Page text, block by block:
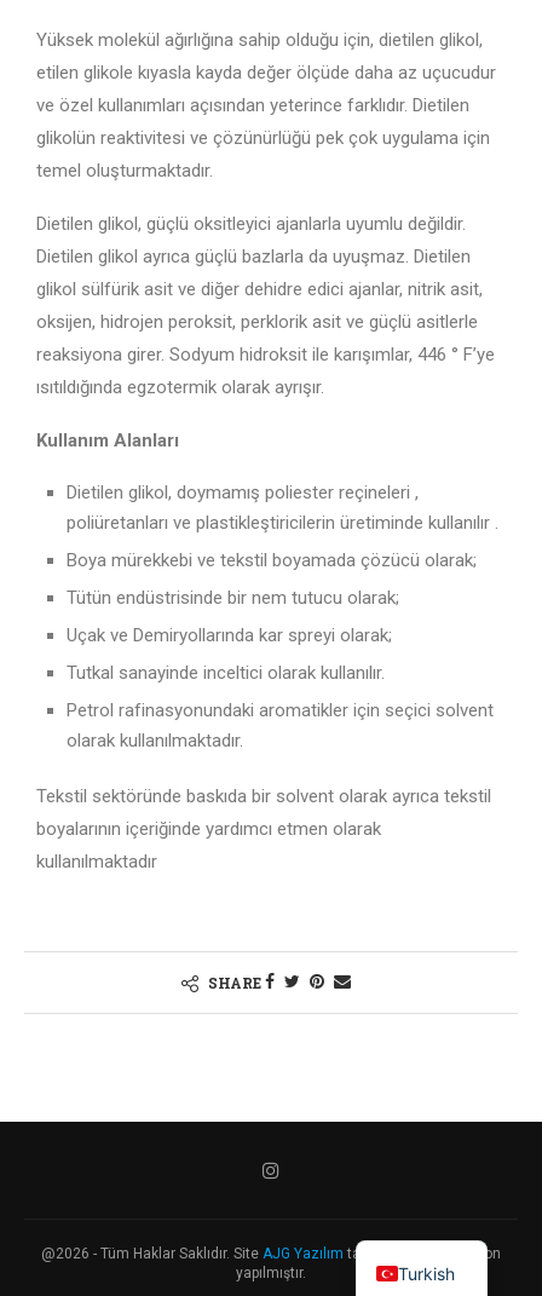
Yüksek molekül ağırlığına sahip olduğu için, dietilen glikol,
etilen glikole kıyasla kayda değer ölçüde daha az uçucudur
ve özel kullanımları açısından yeterince farklıdır. Dietilen
glikolün reaktivitesi ve çözünürlüğü pek çok uygulama için
temel oluşturmaktadır.
Dietilen glikol, güçlü oksitleyici ajanlarla uyumlu değildir.
Dietilen glikol ayrıca güçlü bazlarla da uyuşmaz. Dietilen
glikol sülfürik asit ve diğer dehidre edici ajanlar, nitrik asit,
oksijen, hidrojen peroksit, perklorik asit ve güçlü asitlerle
reaksiyona girer. Sodyum hidroksit ile karışımlar, 446 ° F’ye
ısıtıldığında egzotermik olarak ayrışır.
Kullanım Alanları
Dietilen glikol, doymamış poliester reçineleri ,
poliüretanları ve plastikleştiricilerin üretiminde kullanılır .
Boya mürekkebi ve tekstil boyamada çözücü olarak;
Tütün endüstrisinde bir nem tutucu olarak;
Uçak ve Demiryollarında kar spreyi olarak;
Tutkal sanayinde inceltici olarak kullanılır.
Petrol rafinasyonundaki aromatikler için seçici solvent
olarak kullanılmaktadır.
Tekstil sektöründe baskıda bir solvent olarak ayrıca tekstil
boyalarının içeriğinde yardımcı etmen olarak
kullanılmaktadır
SHARE
@2026 - Tüm Haklar Saklıdır. Site AJG Yazılım tarafından restorasyon
yapılmıştır.
Turkish